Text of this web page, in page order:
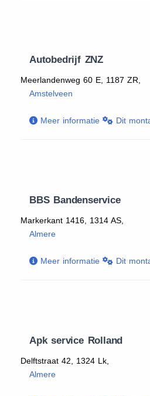
Autobedrijf ZNZ
Meerlandenweg 60 E, 1187 ZR,
Amstelveen
Meer informatie Dit
BBS Bandenservice
Markerkant 1416, 1314 AS,
Almere
Meer informatie Dit
Apk service Rolland
Delftstraat 42, 1324 Lk,
Almere